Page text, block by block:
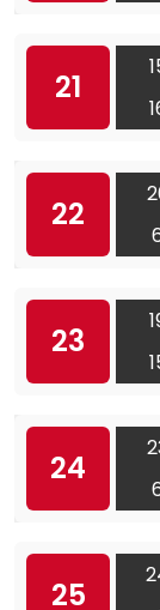
21
22
23
24
25